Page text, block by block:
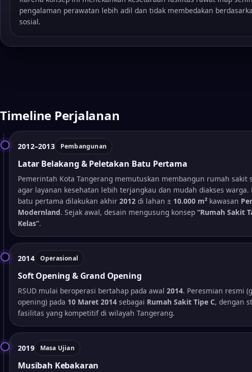
pengalaman perawatan lebih adil dan tidak membedakan
sosial.
Timeline Perjalanan
2012–2013 Pembangunan
Latar Belakang & Peletakan Batu Pertama
Pemerintah Kota Tangerang memutuskan membangun rumah sakit
agar layanan kesehatan lebih terjangkau dan mudah diakses warga.
batu pertama dilakukan akhir 2012 di lahan ± 10.000 m² kawasan
Modernland. Sejak awal, desain mengusung konsep “Rumah Sakit
Kelas”.
2014 Operasional
Soft Opening & Grand Opening
RSUD mulai beroperasi bertahap pada awal 2014. Peresmian resmi
opening) pada 10 Maret 2014 sebagai Rumah Sakit Tipe C, dengan
fasilitas yang kompetitif di wilayah Tangerang.
2019 Masa Ujian
Musibah Kebakaran